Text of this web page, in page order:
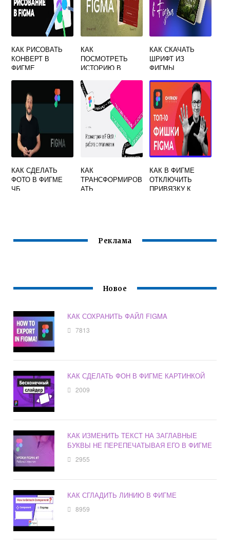
КАК РИСОВАТЬ
КОНВЕРТ В
ФИГМЕ
КАК
ПОСМОТРЕТЬ
ИСТОРИЮ В
КАК СКАЧАТЬ
ШРИФТ ИЗ
ФИГМЫ
КАК СДЕЛАТЬ
ФОТО В ФИГМЕ
ЧБ
КАК
ТРАНСФОРМИРОВ
АТЬ
КАК В ФИГМЕ
ОТКЛЮЧИТЬ
ПРИВЯЗКУ К
Реклама
Новое
КАК СОХРАНИТЬ ФАЙЛ FIGMA
7813
КАК СДЕЛАТЬ ФОН В ФИГМЕ КАРТИНКОЙ
2009
КАК ИЗМЕНИТЬ ТЕКСТ НА ЗАГЛАВНЫЕ
БУКВЫ НЕ ПЕРЕПЕЧАТЫВАЯ ЕГО В ФИГМЕ
2955
КАК СГЛАДИТЬ ЛИНИЮ В ФИГМЕ
8959